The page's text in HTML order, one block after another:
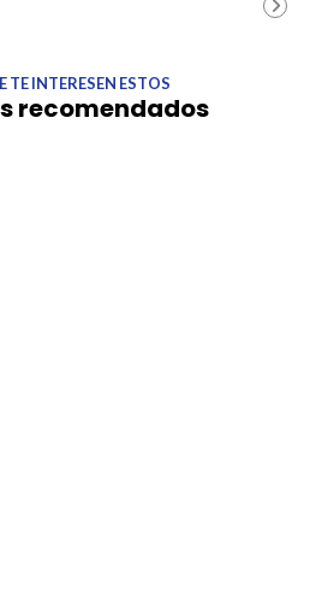
TE INTERESEN ESTOS
recomendados